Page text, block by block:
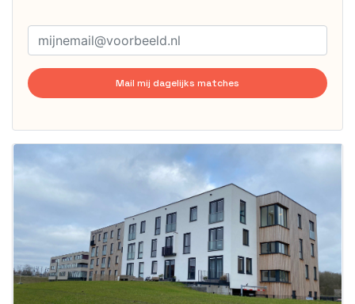
Mail mij dagelijks matches
maken moet je
reageren.
Stekkies helpt
je hierbij!